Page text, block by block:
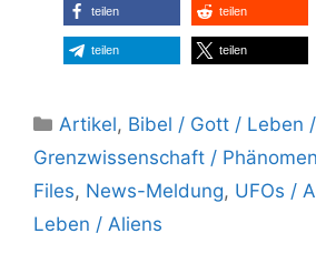
teilen teilen
teilen teilen
Kategorien
Artikel, Bibel / Gott / Leben
Grenzwissenschaft /
Files, News-Meldung, UFOs /
Leben / Aliens